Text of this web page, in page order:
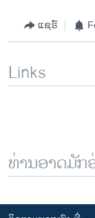
ແຊຣ໌
Links
ທ່ານອາດມັກ